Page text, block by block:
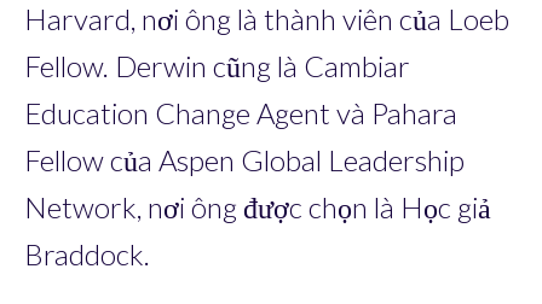
Harvard, nơi ông là thành viên của Loeb
Fellow. Derwin cũng là Cambiar
Education Change Agent và Pahara
Fellow của Aspen Global Leadership
Network, nơi ông được chọn là Học giả
Braddock.